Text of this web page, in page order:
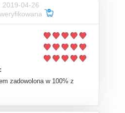
2019-04-26
zadowolona w 100% z